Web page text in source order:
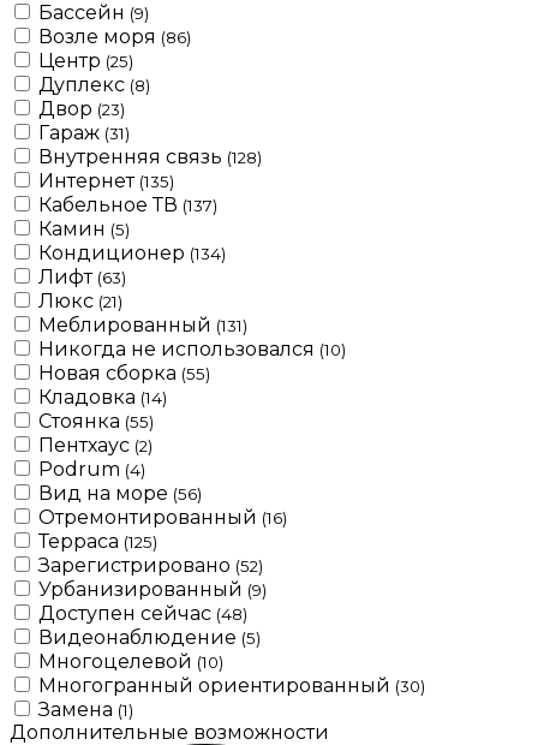
Бассейн (9)
Возле моря (86)
Центр (25)
Дуплекс (8)
Двор (23)
Гараж (31)
Внутренняя связь (128)
Интернет (135)
Кабельное ТВ (137)
Камин (5)
Кондиционер (134)
Лифт (63)
Люкс (21)
Меблированный (131)
Никогда не использовался (10)
Новая сборка (55)
Кладовка (14)
Стоянка (55)
Пентхаус (2)
Podrum (4)
Вид на море (56)
Отремонтированный (16)
Терраса (125)
Зарегистрировано (52)
Урбанизированный (9)
Доступен сейчас (48)
Видеонаблюдение (5)
Многоцелевой (10)
Многогранный ориентированный (30)
Замена (1)
Дополнительные возможности